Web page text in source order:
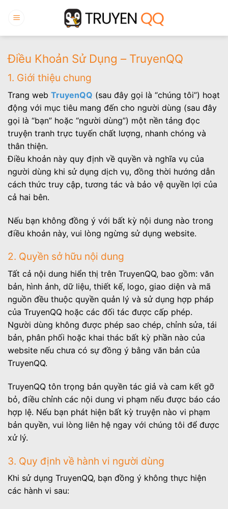
qua
Điều Khoản Sử Dụng – TruyenQQ
1. Giới thiệu chung
Trang web TruyenQQ (sau đây gọi là “chúng tôi”) hoạt
động với mục tiêu mang đến cho người dùng (sau đây
gọi là “bạn” hoặc “người dùng”) một nền tảng đọc
truyện tranh trực tuyến chất lượng, nhanh chóng và
thân thiện.
Điều khoản này quy định về quyền và nghĩa vụ của
người dùng khi sử dụng dịch vụ, đồng thời hướng dẫn
cách thức truy cập, tương tác và bảo vệ quyền lợi của
cả hai bên.
Nếu bạn không đồng ý với bất kỳ nội dung nào trong
điều khoản này, vui lòng ngừng sử dụng website.
2. Quyền sở hữu nội dung
Tất cả nội dung hiển thị trên TruyenQQ, bao gồm: văn
bản, hình ảnh, dữ liệu, thiết kế, logo, giao diện và mã
nguồn đều thuộc quyền quản lý và sử dụng hợp pháp
của TruyenQQ hoặc các đối tác được cấp phép.
Người dùng không được phép sao chép, chỉnh sửa, tái
bản, phân phối hoặc khai thác bất kỳ phần nào của
website nếu chưa có sự đồng ý bằng văn bản của
TruyenQQ.
TruyenQQ tôn trọng bản quyền tác giả và cam kết gỡ
bỏ, điều chỉnh các nội dung vi phạm nếu được báo cáo
hợp lệ. Nếu bạn phát hiện bất kỳ truyện nào vi phạm
bản quyền, vui lòng liên hệ ngay với chúng tôi để được
xử lý.
3. Quy định về hành vi người dùng
Khi sử dụng TruyenQQ, bạn đồng ý không thực hiện
các hành vi sau: